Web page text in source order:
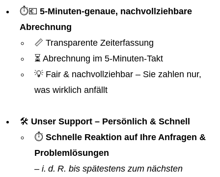
⏱️💶 5-Minuten-genaue, nachvollziehbare
Abrechnung
📏 Transparente Zeiterfassung
⏳ Abrechnung im 5-Minuten-Takt
💡 Fair & nachvollziehbar – Sie zahlen nur,
was wirklich anfällt
🛠️ Unser Support – Persönlich & Schnell
⏱️ Schnelle Reaktion auf Ihre Anfragen &
Problemlösungen
– i. d. R. bis spätestens zum nächsten